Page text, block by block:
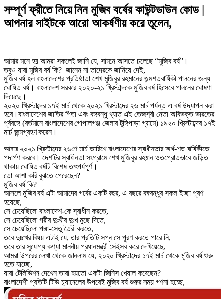
সম্পূর্ণ ফ্রীতে নিয়ে নিন মুজিব বর্ষের কাউন্টডাউন কোড |
আপনার সাইটকে আরো আকর্ষণীয় করে তূলেন,
আমার মনে হয় আমরা সকলেই জানি যে, সামনে আসতে চলেছে “মুজিব বর্ষ”।
তবুও যারা মুজিব বর্ষ কি? জানেন না তাদেরকে জানিয়ে দেই,
মুজিব বর্ষ হল বাংলাদেশের প্রতিষ্ঠাতা শেখ মুজিবুর রহমানের জন্মশতবার্ষিকী পালনের জন্য
ঘোষিত বর্ষ। বাংলাদেশ সরকার ২০২০-২১ খ্রিস্টাব্দকে মুজিব বর্ষ হিসেবে পালনের ঘোষণা
দিয়েছে।
২০২০ খ্রিস্টাব্দের ১৭ই মার্চ থেকে ২০২১ খ্রিস্টাব্দের ২৬ মার্চ পর্যন্ত এ বর্ষ উদ্‌যাপন করা
হবে।বাংলাদেশের জাতির পিতা এবং বঙ্গবন্ধু খ্যাত এই তেজস্বী নেতা অবিভক্ত ভারতের
পূর্ববঙ্গে (বর্তমানে বাংলাদেশের গোপালগঞ্জ জেলার টুঙ্গিপাড়া গ্রামে) ১৯২০ খ্রিস্টাব্দের ১৭ই
মার্চ জন্মগ্রহণ করেন।
আবার ২০২১ খ্রিস্টাব্দের ২৬শে মার্চ তারিখে বাংলাদেশের স্বাধীনতার অর্ধ-শত বার্ষিকীতে
পদার্পণ করবে। দেশটির স্বাধীনতা সংগ্রামে শেখ মুজিবুর রহমান ওতপ্রোতভাবে জড়িত
থাকায় ঘোষিত বর্ষটি বিশেষ তাৎপর্যপূর্ণ।
তো আশা করি বুঝতে পেরেছেন?
মুজিব বর্ষ কি?
আসলে মুজিব বর্ষ এটা আমাদের গর্বের একটি বছর, এ বছরে বঙ্গবন্ধুর সকল ইচ্ছা পূরণ
হয়েছে,
সে চেয়েছিলো বাংলাদেশ-কে স্বাধীন করতে,
সে চেয়েছিলো গরীব দুঃখীর দুঃখ মুছে দিতে,
সে চেয়েছিলো পদ্মা-সেতু তৈরী করতে,
তবে দুঃখের বিষয় এটাই যে, তার প্রতিটি সপ্ন সে পূরণ করতে পারে নি,
তবে তার সুযোগ্য কণ্যা মাননীয় প্রধানমন্ত্রী সেইসব করে দেখিয়েছে,
আমরা উপরের লেখা থেকে জানলাম যে, ২০২০ খ্রিস্টাব্দের ১৭ই মার্চ থেকে মুজিব বর্ষ শুরু
হতে যাচ্ছে,
যারা টেলিভিশন দেখেন তারা হয়তো একটা জিনিস খেয়াল করেছেন?
বাংলাদেশী প্রতিটি টিভি চ্যানেলের উপরেই মুজিব বর্ষ শুরুর সময় গণনা হচ্ছে,